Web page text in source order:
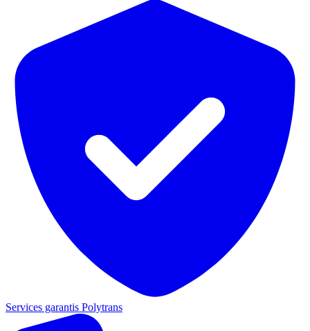
Services garantis Polytrans